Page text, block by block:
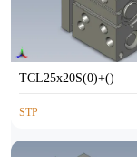
TCL25x20S(0)+()
STP